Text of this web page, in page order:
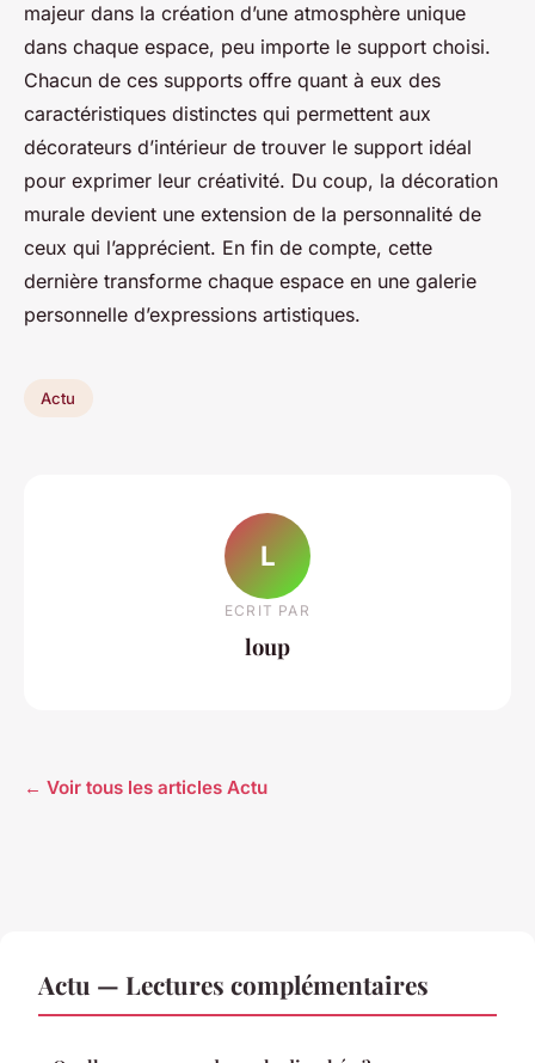
majeur dans la création d’une atmosphère unique
dans chaque espace, peu importe le support choisi.
Chacun de ces supports offre quant à eux des
caractéristiques distinctes qui permettent aux
décorateurs d’intérieur de trouver le support idéal
pour exprimer leur créativité. Du coup, la décoration
murale devient une extension de la personnalité de
ceux qui l’apprécient. En fin de compte, cette
dernière transforme chaque espace en une galerie
personnelle d’expressions artistiques.
Actu
L
ECRIT PAR
loup
← Voir tous les articles Actu
Actu — Lectures complémentaires